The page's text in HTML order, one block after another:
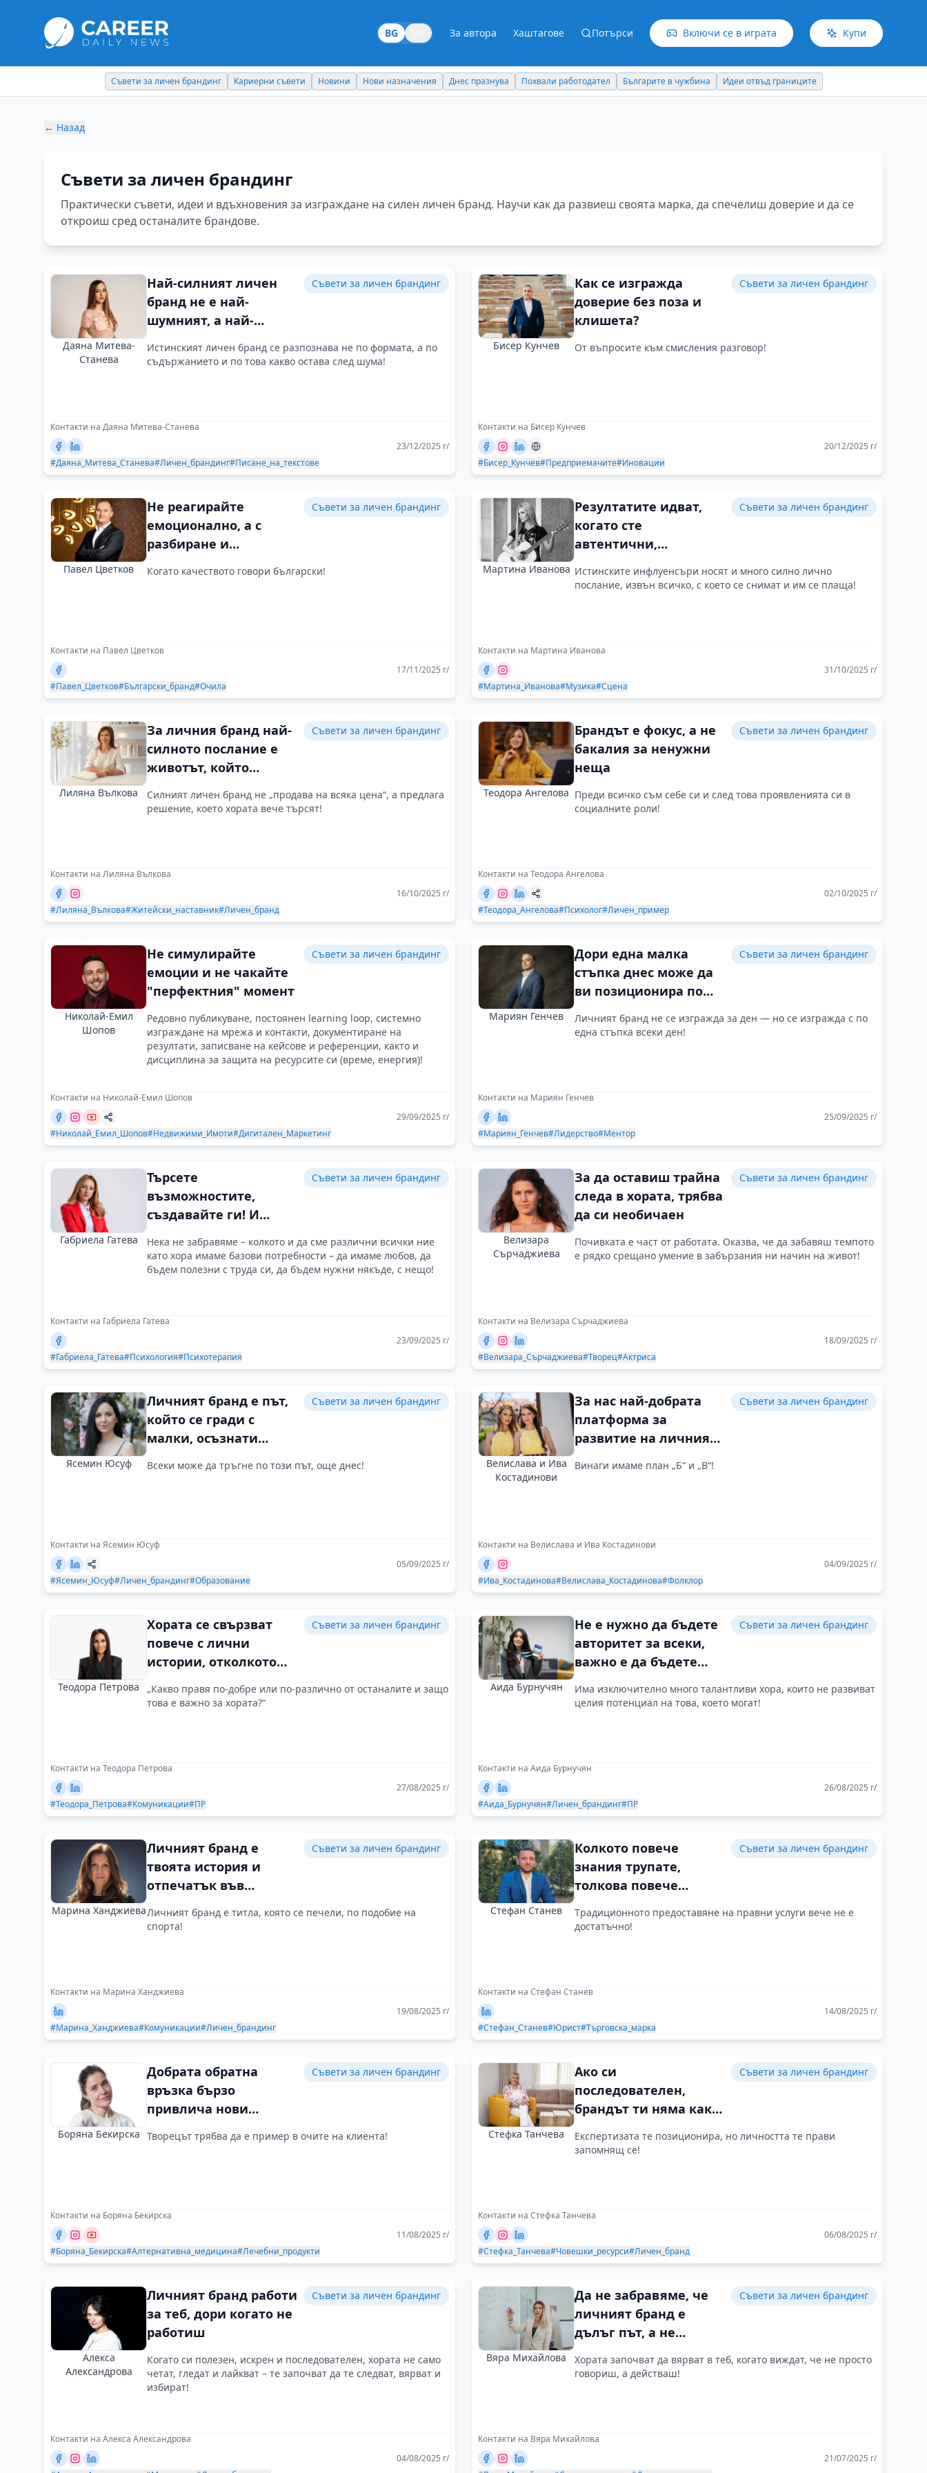
BG За автора Хаштагове Потърси Включи се в играта Купи
Съвети за личен брандинг Кариерни съвети Новини Нови назначения Днес празнува Похвали работодател Българите в чужбина Идеи отвъд границите
← Назад
Съвети за личен брандинг
Практически съвети, идеи и вдъхновения за изграждане на силен личен бранд. Научи как да развиеш своята марка, да спечелиш доверие и да се
откроиш сред останалите брандове.
Даяна Митева-
Станева
Най-силният личен
бранд не е най-
шумният, а най-
Съвети за личен брандинг
Истинският личен бранд се разпознава не по формата, а по
съдържанието и по това какво остава след шума!
Контакти на Даяна Митева-Станева
23/12/2025 г/
#Даяна_Митева_Станева#Личен_брандинг#Писане_на_текстове
Бисер Кунчев
Как се изгражда
доверие без поза и
клишета?
Съвети за личен брандинг
От въпросите към смисления разговор!
Контакти на Бисер Кунчев
20/12/2025 г/
#Бисер_Кунчев#Предприемачите#Иновации
Павел Цветков
Не реагирайте
емоционално, а с
разбиране и
Съвети за личен брандинг
Когато качеството говори български!
Контакти на Павел Цветков
17/11/2025 г/
#Павел_Цветков#Български_бранд#Очила
Мартина Иванова
Резултатите идват,
когато сте
автентични,
търпеливи
Съвети за личен брандинг
Истинските инфлуенсъри носят и много силно лично
послание, извън всичко, с което се снимат и им се плаща!
Контакти на Мартина Иванова
31/10/2025 г/
#Мартина_Иванова#Музика#Сцена
Лиляна Вълкова
За личния бранд най-
силното послание е
животът, който
Съвети за личен брандинг
Силният личен бранд не „продава на всяка цена“, а предлага
решение, което хората вече търсят!
Контакти на Лиляна Вълкова
16/10/2025 г/
#Лиляна_Вълкова#Житейски_наставник#Личен_бранд
Теодора Ангелова
Брандът е фокус, а не
бакалия за ненужни
неща
Съвети за личен брандинг
Преди всичко съм себе си и след това проявленията си в
социалните роли!
Контакти на Теодора Ангелова
02/10/2025 г/
#Теодора_Ангелова#Психолог#Личен_пример
Николай-Емил
Шопов
Не симулирайте
емоции и не чакайте
"перфектния" момент
Съвети за личен брандинг
Редовно публикуване, постоянен learning loop, системно
изграждане на мрежа и контакти, документиране на
резултати, записване на кейсове и референции, както и
дисциплина за защита на ресурсите си (време, енергия)!
Контакти на Николай-Емил Шопов
29/09/2025 г/
#Николай_Емил_Шопов#Недвижими_Имоти#Дигитален_Маркетинг
Мариян Генчев
Дори една малка
стъпка днес може да
ви позиционира по
Съвети за личен брандинг
Личният бранд не се изгражда за ден — но се изгражда с по
една стъпка всеки ден!
Контакти на Мариян Генчев
25/09/2025 г/
#Мариян_Генчев#Лидерство#Ментор
Габриела Гатева
Търсете
възможностите,
създавайте ги! И
обезкуражавайте!
Съвети за личен брандинг
Нека не забравяме – колкото и да сме различни всички ние
като хора имаме базови потребности – да имаме любов, да
бъдем полезни с труда си, да бъдем нужни някъде, с нещо!
Контакти на Габриела Гатева
23/09/2025 г/
#Габриела_Гатева#Психология#Психотерапия
Велизара
Сърчаджиева
За да оставиш трайна
следа в хората, трябва
да си необичаен
Съвети за личен брандинг
Почивката е част от работата. Оказва, че да забавяш темпото
е рядко срещано умение в забързания ни начин на живот!
Контакти на Велизара Сърчаджиева
18/09/2025 г/
#Велизара_Сърчаджиева#Творец#Актриса
Ясемин Юсуф
Личният бранд е път,
който се гради с
малки, осъзнати
Съвети за личен брандинг
Всеки може да тръгне по този път, още днес!
Контакти на Ясемин Юсуф
05/09/2025 г/
#Ясемин_Юсуф#Личен_брандинг#Образование
Велислава и Ива
Костадинови
За нас най-добрата
платформа за
развитие на личния
Съвети за личен брандинг
Винаги имаме план „Б“ и „В“!
Контакти на Велислава и Ива Костадинови
04/09/2025 г/
#Ива_Костадинова#Велислава_Костадинова#Фолклор
Теодора Петрова
Хората се свързват
повече с лични
истории, отколкото
Съвети за личен брандинг
„Какво правя по-добре или по-различно от останалите и защо
това е важно за хората?“
Контакти на Теодора Петрова
27/08/2025 г/
#Теодора_Петрова#Комуникации#ПР
Аида Бурнучян
Не е нужно да бъдете
авторитет за всеки,
важно е да бъдете
ви разпознават и
Съвети за личен брандинг
Има изключително много талантливи хора, които не развиват
целия потенциал на това, което могат!
Контакти на Аида Бурнучян
26/08/2025 г/
#Аида_Бурнучян#Личен_брандинг#ПР
Марина Ханджиева
Личният бранд е
твоята история и
отпечатък във
Съвети за личен брандинг
Личният бранд е титла, която се печели, по подобие на
спорта!
Контакти на Марина Ханджиева
19/08/2025 г/
#Марина_Ханджиева#Комуникации#Личен_брандинг
Стефан Станев
Колкото повече
знания трупате,
толкова повече
да решавате
Съвети за личен брандинг
Tрадиционното предоставяне на правни услуги вече не е
достатъчно!
Контакти на Стефан Станев
14/08/2025 г/
#Стефан_Станев#Юрист#Търговска_марка
Боряна Бекирска
Добрата обратна
връзка бързо
привлича нови
Съвети за личен брандинг
Творецът трябва да е пример в очите на клиента!
Контакти на Боряна Бекирска
11/08/2025 г/
#Боряна_Бекирска#Алтернативна_медицина#Лечебни_продукти
Стефка Танчева
Ако си
последователен,
брандът ти няма как
Съвети за личен брандинг
Експертизата те позиционира, но личността те прави
запомнящ се!
Контакти на Стефка Танчева
06/08/2025 г/
#Стефка_Танчева#Човешки_ресурси#Личен_бранд
Алекса
Александрова
Личният бранд работи
за теб, дори когато не
работиш
Съвети за личен брандинг
Когато си полезен, искрен и последователен, хората не само
четат, гледат и лайкват – те започват да те следват, вярват и
избират!
Контакти на Алекса Александрова
04/08/2025 г/
Вяра Михайлова
Да не забравяме, че
личният бранд е
дълъг път, а не
Съвети за личен брандинг
Хората започват да вярват в теб, когато виждат, че не просто
говориш, а действаш!
Контакти на Вяра Михайлова
21/07/2025 г/